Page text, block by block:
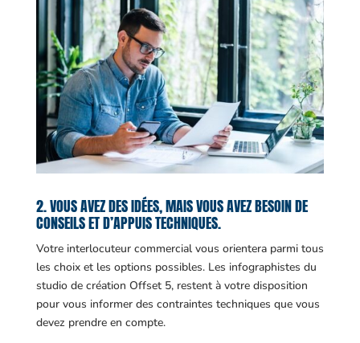
2. VOUS AVEZ DES IDÉES, MAIS VOUS AVEZ BESOIN DE
CONSEILS ET D’APPUIS TECHNIQUES.
Votre interlocuteur commercial vous orientera parmi tous
les choix et les options possibles. Les infographistes du
studio de création Offset 5, restent à votre disposition
pour vous informer des contraintes techniques que vous
devez prendre en compte.